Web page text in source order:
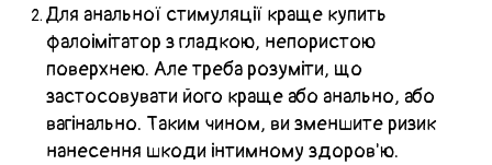
Для анальної стимуляції краще купить
фалоімітатор з гладкою, непористою
поверхнею. Але треба розуміти, що
застосовувати його краще або анально, або
вагінально. Таким чином, ви зменшите ризик
нанесення шкоди інтимному здоров'ю.